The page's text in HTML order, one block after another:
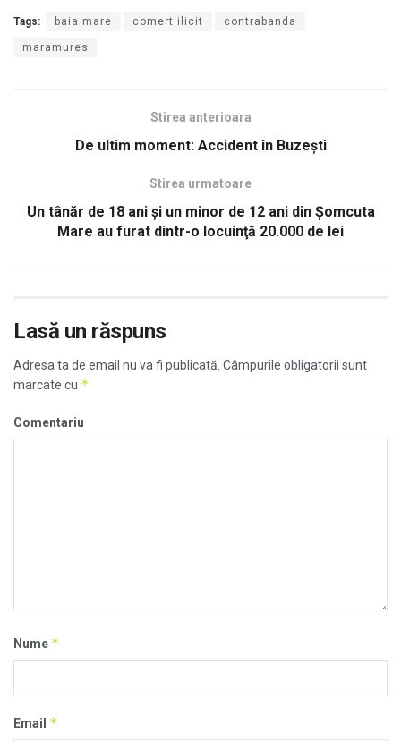
Tags: baia mare comert ilicit contrabanda
maramures
Stirea anterioara
De ultim moment: Accident în Buzești
Stirea urmatoare
Un tânăr de 18 ani și un minor de 12 ani din Șomcuta
Mare au furat dintr-o locuinţă 20.000 de lei
Lasă un răspuns
Adresa ta de email nu va fi publicată. Câmpurile obligatorii sunt
marcate cu *
Comentariu
Nume *
Email *